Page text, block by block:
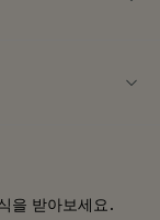
을 받아보세요.